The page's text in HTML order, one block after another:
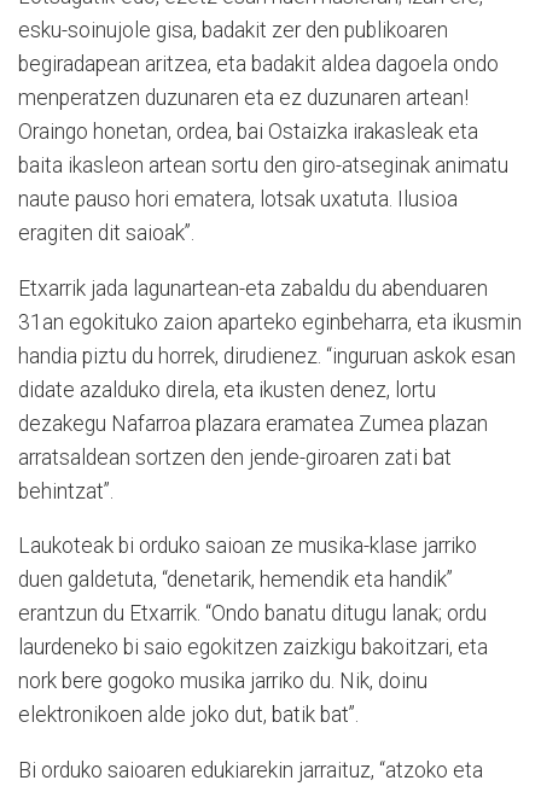
esku-soinujole gisa, badakit zer den publikoaren
begiradapean aritzea, eta badakit aldea dagoela ondo
menperatzen duzunaren eta ez duzunaren artean!
Oraingo honetan, ordea, bai Ostaizka irakasleak eta
baita ikasleon artean sortu den giro-atseginak animatu
naute pauso hori ematera, lotsak uxatuta. Ilusioa
eragiten dit saioak”.
Etxarrik jada lagunartean-eta zabaldu du abenduaren
31an egokituko zaion aparteko eginbeharra, eta ikusmin
handia piztu du horrek, dirudienez. “inguruan askok esan
didate azalduko direla, eta ikusten denez, lortu
dezakegu Nafarroa plazara eramatea Zumea plazan
arratsaldean sortzen den jende-giroaren zati bat
behintzat”.
Laukoteak bi orduko saioan ze musika-klase jarriko
duen galdetuta, “denetarik, hemendik eta handik”
erantzun du Etxarrik. “Ondo banatu ditugu lanak; ordu
laurdeneko bi saio egokitzen zaizkigu bakoitzari, eta
nork bere gogoko musika jarriko du. Nik, doinu
elektronikoen alde joko dut, batik bat”.
Bi orduko saioaren edukiarekin jarraituz, “atzoko eta